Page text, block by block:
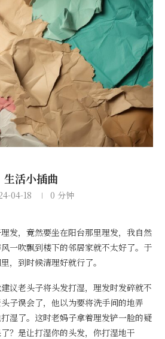
生活小插曲
04-18 0 分钟
发，竟然要坐在阳台那里理发，我自然
一吹飘到楼下的邻居家就不太好了。于
，到时候清理好就行了。
议老头子将头发打湿，理发时发碎就不
子误会了，他以为要将洗手间的地弄
湿了。这时老妈子拿着理发铲一脸的疑
？是让打湿你的头发，你打湿地干